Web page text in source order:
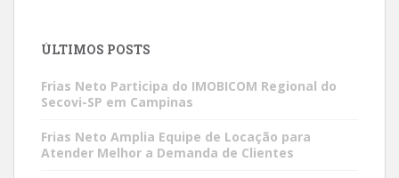
ÚLTIMOS POSTS
Frias Neto Participa do IMOBICOM Regional do
Secovi-SP em Campinas
Frias Neto Amplia Equipe de Locação para
Atender Melhor a Demanda de Clientes